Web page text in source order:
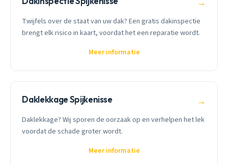
→
Twijfels over de staat van uw dak? Een gratis dakinspectie
brengt elk risico in kaart, voordat het een reparatie wordt.
Meer informatie
Daklekkage Spijkenisse →
Daklekkage? Wij sporen de oorzaak op en verhelpen het lek
voordat de schade groter wordt.
Meer informatie